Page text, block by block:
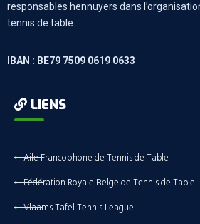
responsables hennuyers dans
tennis de table.
IBAN : BE79 7509 0619 0633
LIENS
Aile Francophone de Tennis de Table
Fédération Royale Belge de Tennis de Table
Vlaams Tafel Tennis League